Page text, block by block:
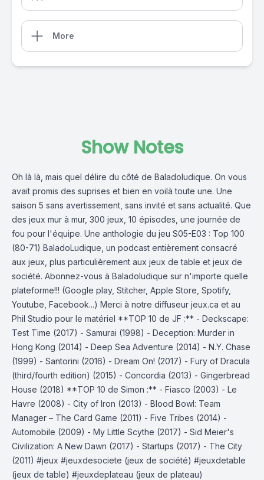
More
Show Notes
Oh là là, mais quel délire du côté de Baladoludique. On vous
avait promis des suprises et bien en voilà toute une. Une
saison 5 sans avertissement, sans invité et sans actualité. Que
des jeux mur à mur, 300 jeux, 10 épisodes, une journée de
fou pour l'équipe. Une anthologie du jeu S05-E03 : Top 100
(80-71) BaladoLudique, un podcast entièrement consacré
aux jeux, plus particulièrement aux jeux de table et jeux de
société. Abonnez-vous à Baladoludique sur n'importe quelle
plateforme!!! (Google play, Stitcher, Apple Store, Spotify,
Youtube, Facebook...) Merci à notre diffuseur jeux.ca et au
Phil Studio pour le matériel **TOP 10 de JF :** - Deckscape:
Test Time (2017) - Samurai (1998) - Deception: Murder in
Hong Kong (2014) - Deep Sea Adventure (2014) - N.Y. Chase
(1999) - Santorini (2016) - Dream On! (2017) - Fury of Dracula
(third/fourth edition) (2015) - Concordia (2013) - Gingerbread
House (2018) **TOP 10 de Simon :** - Fiasco (2003) - Le
Havre (2008) - City of Iron (2013) - Blood Bowl: Team
Manager – The Card Game (2011) - Five Tribes (2014) -
Automobile (2009) - My Little Scythe (2017) - Sid Meier's
Civilization: A New Dawn (2017) - Startups (2017) - The City
(2011) #jeux #jeuxdesociete (jeux de société) #jeuxdetable
(jeux de table) #jeuxdeplateau (jeux de plateau)